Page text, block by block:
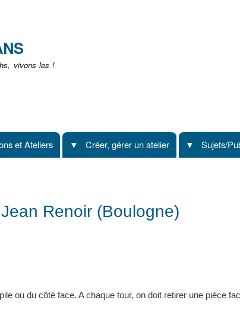
vivons les !
et Ateliers Créer, gérer un atelier Sujets/
Renoir (Boulogne)
ou du côté face. A chaque tour, on doit retirer une pièce